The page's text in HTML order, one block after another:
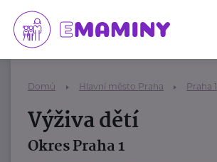
Domů Hlavní město Praha Praha 1
Výživa dětí
Okres Praha 1